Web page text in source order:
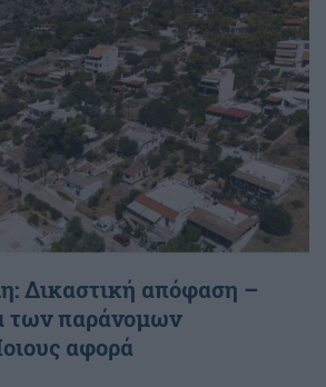
Δικαστική απόφαση –
των παράνομων
αφορά